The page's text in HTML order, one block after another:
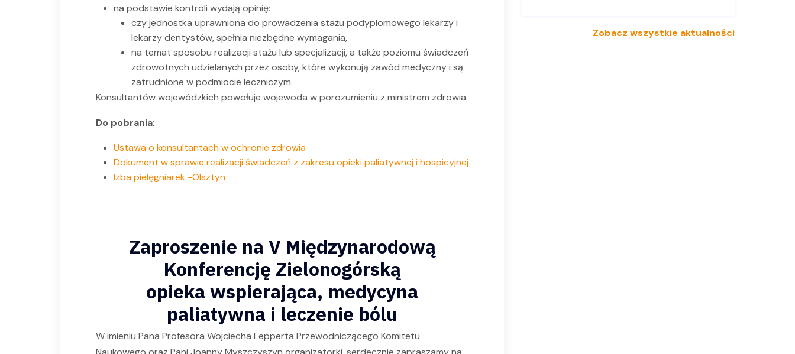
na podstawie kontroli wydają opinię:
czy jednostka uprawniona do prowadzenia stażu podyplomowego lekarzy i
lekarzy dentystów, spełnia niezbędne wymagania,
na temat sposobu realizacji stażu lub specjalizacji, a także poziomu świadczeń
zdrowotnych udzielanych przez osoby, które wykonują zawód medyczny i są
zatrudnione w podmiocie leczniczym.
Konsultantów wojewódzkich powołuje wojewoda w porozumieniu z ministrem zdrowia.
Do pobrania:
Ustawa o konsultantach w ochronie zdrowia
Dokument w sprawie realizacji świadczeń z zakresu opieki paliatywnej i hospicyjnej
Izba pielęgniarek -Olsztyn
Zaproszenie na V Międzynarodową
Konferencję Zielonogórską
opieka wspierająca, medycyna
paliatywna i leczenie bólu
W imieniu Pana Profesora Wojciecha Lepperta Przewodniczącego Komitetu
Zobacz wszystkie aktualności